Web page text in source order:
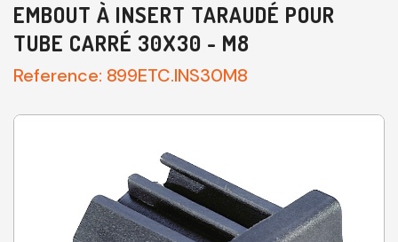
EMBOUT À INSERT TARAUDÉ POUR
TUBE CARRÉ 30X30 - M8
Reference: 899ETC.INS30M8